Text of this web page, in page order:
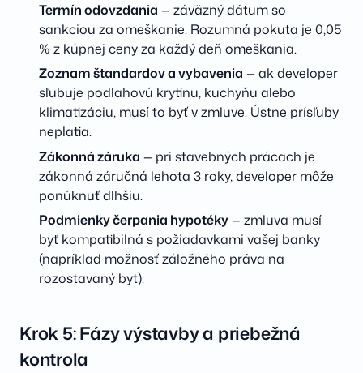
Termín odovzdania — záväzný dátum so
sankciou za omeškanie. Rozumná pokuta je 0,05
% z kúpnej ceny za každý deň omeškania.
Zoznam štandardov a vybavenia — ak developer
sľubuje podlahovú krytinu, kuchyňu alebo
klimatizáciu, musí to byť v zmluve. Ústne prísľuby
neplatia.
Zákonná záruka — pri stavebných prácach je
zákonná záručná lehota 3 roky, developer môže
ponúknuť dlhšiu.
Podmienky čerpania hypotéky— zmluva musí
byť kompatibilná s požiadavkami vašej banky
(napríklad možnosť záložného práva na
rozostavaný byt).
Krok 5: Fázy výstavby a priebežná
kontrola